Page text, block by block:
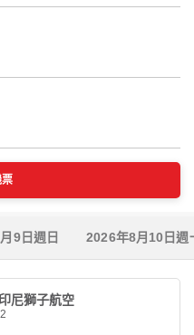
9日週日 2026年8月10日週
尼獅子航空